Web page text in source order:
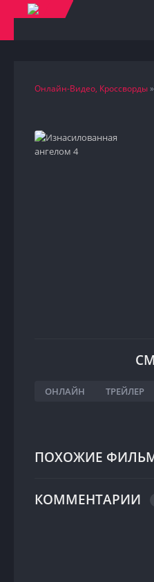
Онлайн-Видео, Кроссворды»
ОНЛАЙН ТРЕЙЛЕР
ПОХОЖИЕ
КОММЕНТАРИИ